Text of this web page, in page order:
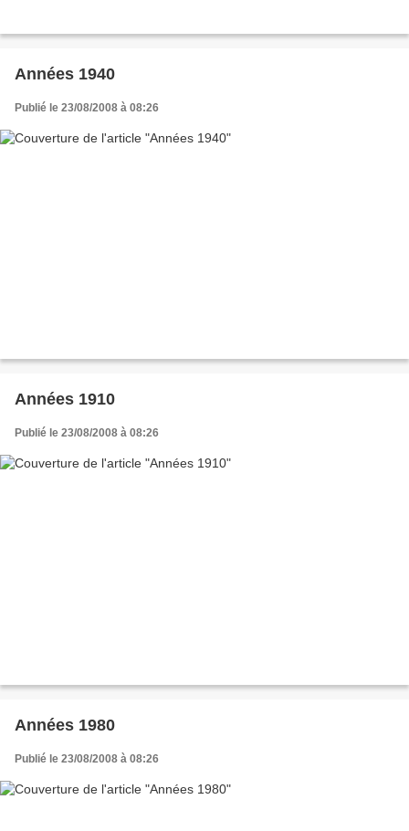
Années 1940
Publié le 23/08/2008 à 08:26
Années 1910
Publié le 23/08/2008 à 08:26
Années 1980
Publié le 23/08/2008 à 08:26